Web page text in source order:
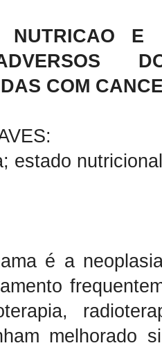
NUTRICAO E
COM
estado
é a
melhorado